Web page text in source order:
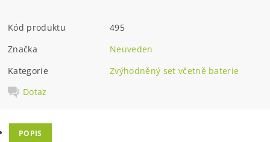
Kód produktu
495
Značka
Neuveden
Kategorie
Zvýhodněný set včetně baterie
Dotaz
POPIS